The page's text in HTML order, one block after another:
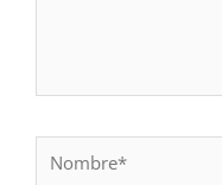
Nombre*